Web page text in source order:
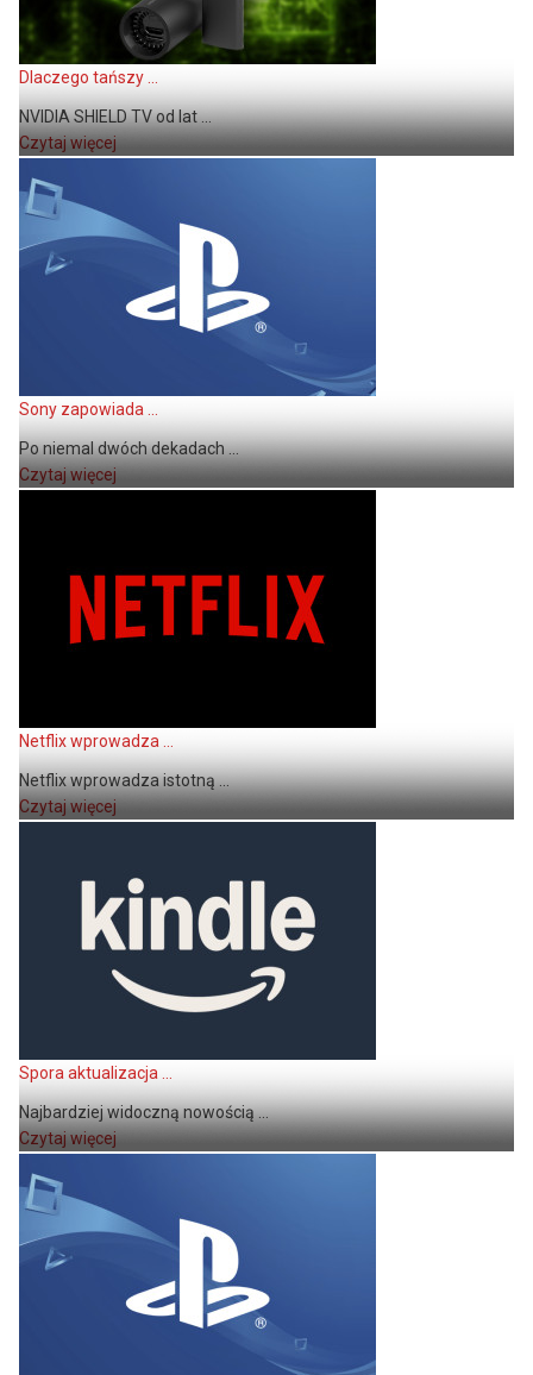
Dlaczego tańszy ...
NVIDIA SHIELD TV od lat ...
Czytaj więcej
Sony zapowiada ...
Po niemal dwóch dekadach ...
Czytaj więcej
Netflix wprowadza ...
Netflix wprowadza istotną ...
Czytaj więcej
Spora aktualizacja ...
Najbardziej widoczną nowością ...
Czytaj więcej